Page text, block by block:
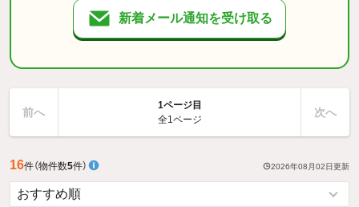
新着メール通知を受け取る
前へ
1ページ目
全1ページ
次へ
16件（物件数5件） 2026年08月02日更新